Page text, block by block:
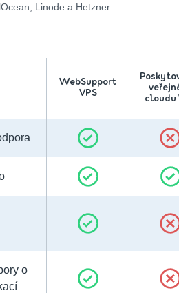
Linode a Hetzner.
WebSupport
VPS
cloudu
o